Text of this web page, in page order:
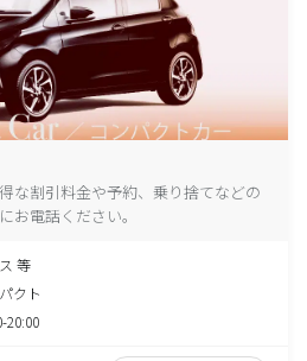
な割引料金や予約、乗り捨てなどの
お電話ください。
等
クト
20:00